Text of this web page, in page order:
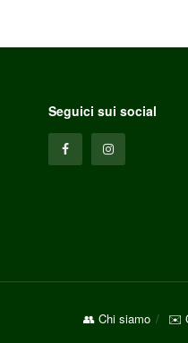
Seguici sui social
👥 Chi siamo ✉️